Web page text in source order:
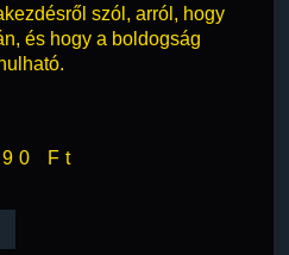
szól, arról, hogy
és hogy a boldogság
Ft